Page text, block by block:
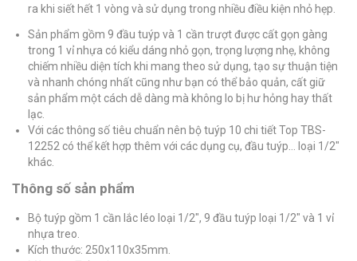
ra khi siết hết 1 vòng và sử dụng trong nhiều điều kiện nhỏ hẹp.
Sản phẩm gồm 9 đầu tuýp và 1 cần trượt được cất gọn gàng
trong 1 vỉ nhựa có kiểu dáng nhỏ gọn, trọng lượng nhẹ, không
chiếm nhiều diện tích khi mang theo sử dụng, tạo sự thuận tiện
và nhanh chóng nhất cũng như bạn có thể bảo quản, cất giữ
sản phẩm một cách dễ dàng mà không lo bị hư hỏng hay thất
lạc.
Với các thông số tiêu chuẩn nên bộ tuýp 10 chi tiết Top TBS-
12252 có thể kết hợp thêm với các dụng cụ, đầu tuýp… loại 1/2″
khác.
Thông số sản phẩm
Bộ tuýp gồm 1 cần lắc léo loại 1/2″, 9 đầu tuýp loại 1/2″ và 1 vỉ
nhựa treo.
Kích thước: 250x110x35mm.